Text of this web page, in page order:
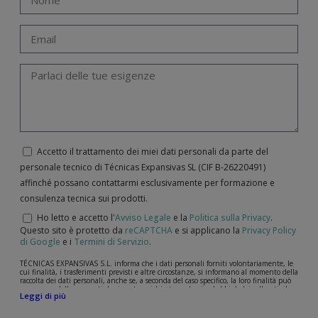
Accetto il trattamento dei miei dati personali da parte del
personale tecnico di Técnicas Expansivas SL (CIF B-­26220491)
affinché possano contattarmi esclusivamente per formazione e
consulenza tecnica sui prodotti.
Ho letto e accetto l'Avviso Legale e la Politica sulla Privacy.
Questo sito è protetto da reCAPTCHA e si applicano la Privacy Policy
di Google e i Termini di Servizio.
TÉCNICAS EXPANSIVAS S.L. informa che i dati personali forniti volontariamente, le
cui finalità, i trasferimenti previsti e altre circostanze, si informano al momento della
raccolta dei dati personali, anche se, a seconda del caso specifico, la loro finalità può
essere una delle seguenti: la risposta a richieste, reclami o dubbi da lei sollevati, il
mantenimento della relazione stabilita, la gestione integrale e commerciale dei
Leggi di più